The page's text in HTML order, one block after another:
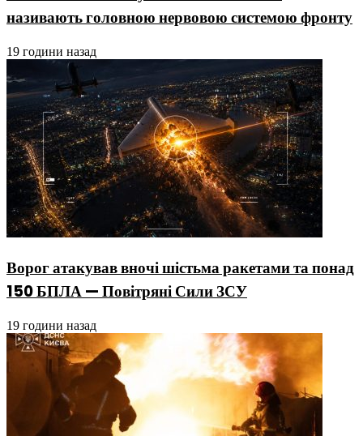
називають головною нервовою системою фронту
19 години назад
Ворог атакував вночі шістьма ракетами та понад
150 БПЛА — Повітряні Сили ЗСУ
19 години назад